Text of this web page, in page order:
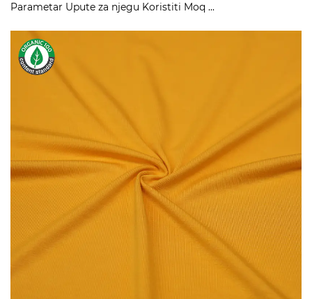
Parametar Upute za njegu Koristiti Moq ...